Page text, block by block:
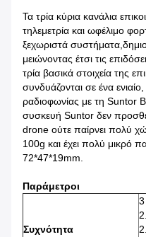
Τα τρία κύρια κανάλια
τηλεμετρία και ωφέλιμο
ξεχωριστά
μειώνοντας έτσι τις
τρία βασικά στοιχεία της
συνδυάζονται σε ένα
ραδιοφωνίας με τη Suntor
συσκευή Suntor δεν
drone ούτε παίρνει πολύ
100g και έχει πολύ μικρό
72*47*19mm.
Παράμετροι
Συχνότητα
3